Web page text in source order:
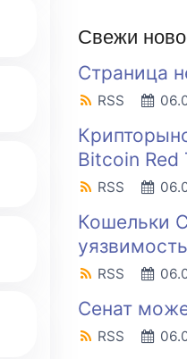
Свежи
Страница
RSS
Bitcoin Red
RSS
Кошельки
RSS
Сенат
RSS